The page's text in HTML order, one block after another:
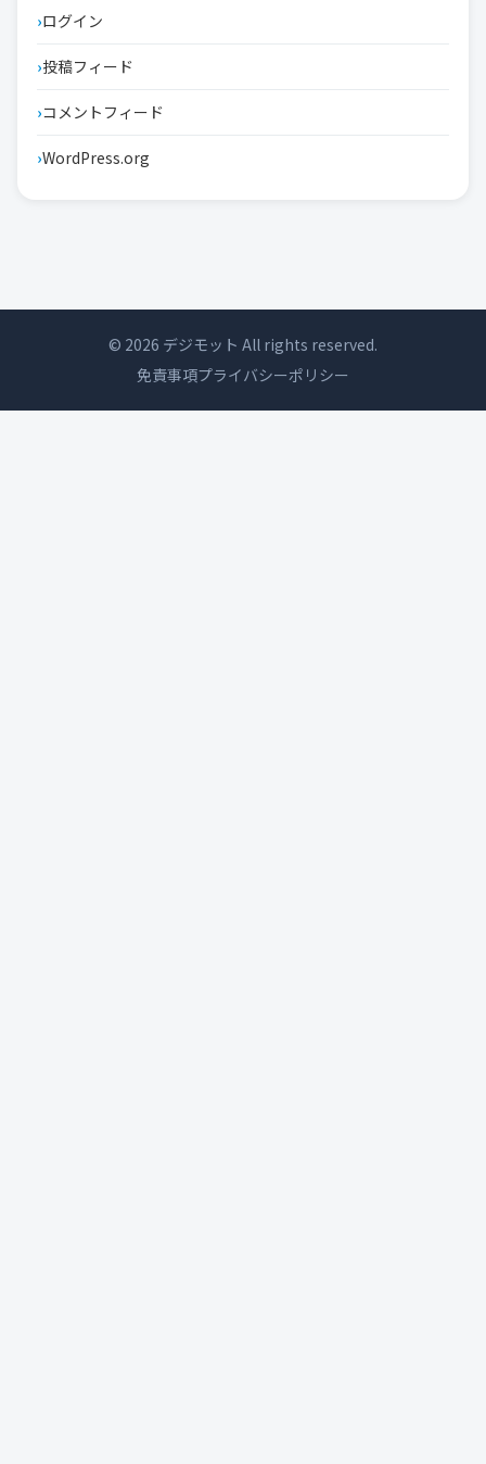
ログイン
投稿フィード
コメントフィード
WordPress.org
© 2026 デジモット All rights reserved.
免責事項プライバシーポリシー